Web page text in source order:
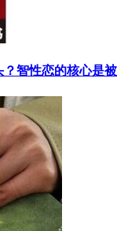
智性恋的核心是被